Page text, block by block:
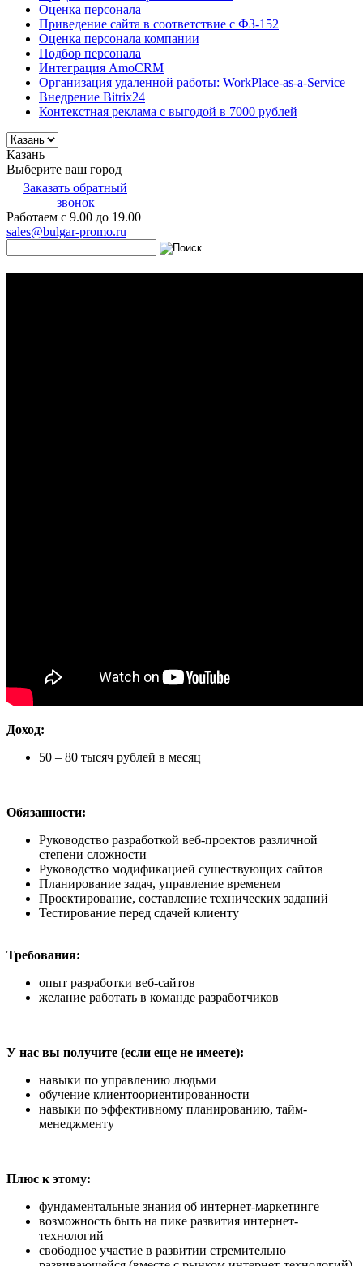
Оценка персонала
Приведение сайта в соответствие с ФЗ-152
Оценка персонала компании
Подбор персонала
Интеграция AmoCRM
Организация удаленной работы: WorkPlace-as-a-Service
Внедрение Bitrix24
Контекстная реклама с выгодой в 7000 рублей
Казань
Выберите ваш город
Заказать обратный
звонок
Работаем с 9.00 до 19.00
sales@bulgar-promo.ru
Доход:
50 – 80 тысяч рублей в месяц
Обязанности:
Руководство разработкой веб-проектов различной
степени сложности
Руководство модификацией существующих сайтов
Планирование задач, управление временем
Проектирование, составление технических заданий
Тестирование перед сдачей клиенту
Требования:
опыт разработки веб-сайтов
желание работать в команде разработчиков
У нас вы получите (если еще не имеете):
навыки по управлению людьми
обучение клиентоориентированности
навыки по эффективному планированию, тайм-
менеджменту
Плюс к этому:
фундаментальные знания об интернет-маркетинге
возможность быть на пике развития интернет-
технологий
свободное участие в развитии стремительно